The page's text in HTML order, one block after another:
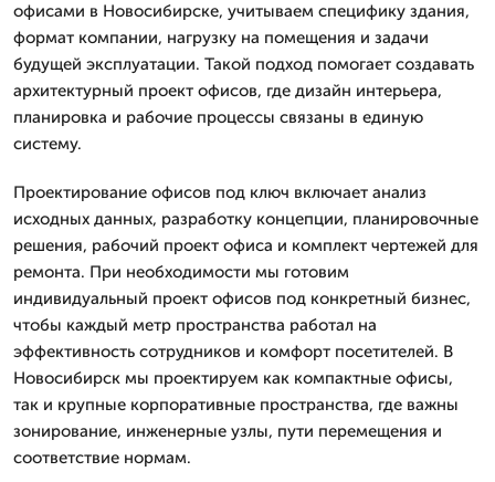
офисами в Новосибирске, учитываем специфику здания,
формат компании, нагрузку на помещения и задачи
будущей эксплуатации. Такой подход помогает создавать
архитектурный проект офисов, где дизайн интерьера,
планировка и рабочие процессы связаны в единую
систему.
Проектирование офисов под ключ включает анализ
исходных данных, разработку концепции, планировочные
решения, рабочий проект офиса и комплект чертежей для
ремонта. При необходимости мы готовим
индивидуальный проект офисов под конкретный бизнес,
чтобы каждый метр пространства работал на
эффективность сотрудников и комфорт посетителей. В
Новосибирск мы проектируем как компактные офисы,
так и крупные корпоративные пространства, где важны
зонирование, инженерные узлы, пути перемещения и
соответствие нормам.